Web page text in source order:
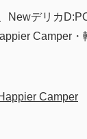
Newデリカ
Camper・